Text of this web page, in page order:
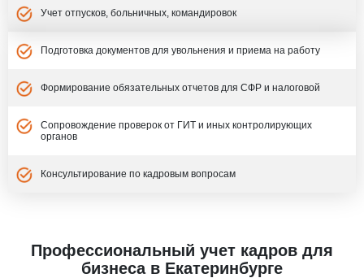
Учет отпусков, больничных, командировок
Подготовка документов для увольнения и приема на работу
Формирование обязательных отчетов для СФР и налоговой
Сопровождение проверок от ГИТ и иных контролирующих
органов
Консультирование по кадровым вопросам
Профессиональный учет кадров для
бизнеса в Екатеринбурге